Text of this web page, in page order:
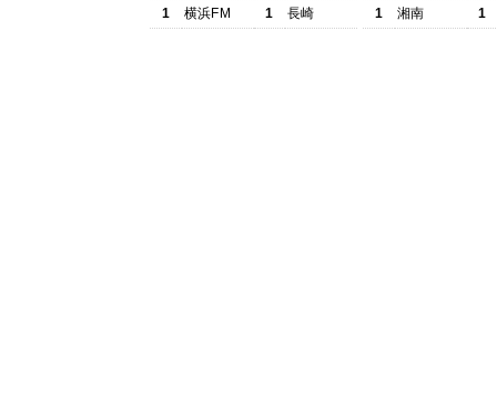
1
横浜FM 1 長崎
1
湘南 1